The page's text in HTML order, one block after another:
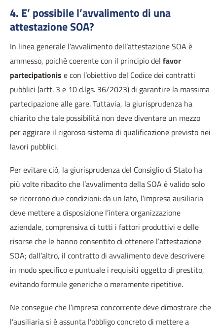
4. E’ possibile l’avvalimento di una
attestazione SOA?
In linea generale l’avvalimento dell’attestazione SOA è
ammesso, poiché coerente con il principio del favor
partecipationis e con l’obiettivo del Codice dei contratti
pubblici (artt. 3 e 10 d.lgs. 36/2023) di garantire la massima
partecipazione alle gare. Tuttavia, la giurisprudenza ha
chiarito che tale possibilità non deve diventare un mezzo
per aggirare il rigoroso sistema di qualificazione previsto nei
lavori pubblici.
Per evitare ciò, la giurisprudenza del Consiglio di Stato ha
più volte ribadito che l’avvalimento della SOA è valido solo
se ricorrono due condizioni: da un lato, l’impresa ausiliaria
deve mettere a disposizione l’intera organizzazione
aziendale, comprensiva di tutti i fattori produttivi e delle
risorse che le hanno consentito di ottenere l’attestazione
SOA; dall’altro, il contratto di avvalimento deve descrivere
in modo specifico e puntuale i requisiti oggetto di prestito,
evitando formule generiche o meramente ripetitive.
Ne consegue che l’impresa concorrente deve dimostrare che
l’ausiliaria si è assunta l’obbligo concreto di mettere a